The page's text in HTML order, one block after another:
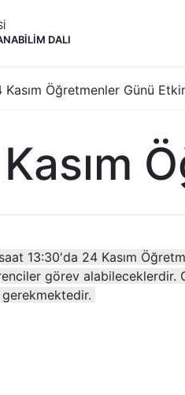
DALI
Kasım Öğretmenler Günü
13:30'da 24 Kasım
görev
gerekmektedir.